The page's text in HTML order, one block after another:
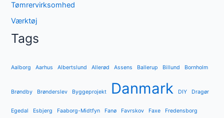
Tømrervirksomhed
Værktøj
Tags
Aalborg Aarhus Albertslund Allerød Assens Ballerup Billund Bornholm
Brøndby Brønderslev Byggeprojekt Danmark DIY Dragør
Egedal Esbjerg Faaborg-Midtfyn Fanø Favrskov Faxe Fredensborg